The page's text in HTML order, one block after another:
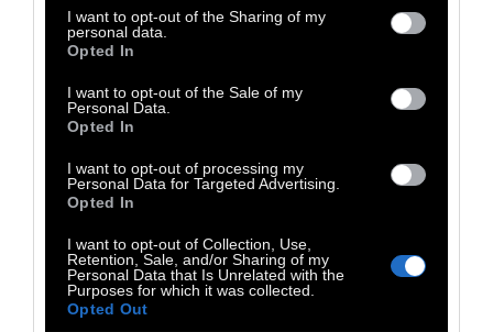
I want to opt-out of the Sharing of my
personal data.
Opted In
I want to opt-out of the Sale of my
Personal Data.
Opted In
I want to opt-out of processing my
Personal Data for Targeted Advertising.
Opted In
I want to opt-out of Collection, Use,
Retention, Sale, and/or Sharing of my
Personal Data that Is Unrelated with the
Purposes for which it was collected.
Opted Out
είναι γνωστός ή αν πρέπει να εξηγήσουμε
κάτι για αυτόν, να ερμηνεύσουμε κάποιους
τρόπο περνάμε σταδιακά από το γνωστό στο
νέο» λέει το ARD.
Το δελτίο δεν απευθύνεται μόνο σε
συγκεκριμένες ομάδες, αναγνωρίζει ότι ο
δομικός αναλφαβητισμός δεν είναι ένα
πρόβλημα των παιδιών ή των ηλικιωμένων,
αλλά επηρεάζει σημαντικό μέρος του